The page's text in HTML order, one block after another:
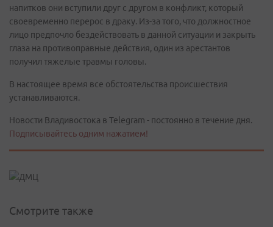
напитков они вступили друг с другом в конфликт, который
своевременно перерос в драку. Из-за того, что должностное
лицо предпочло бездействовать в данной ситуации и закрыть
глаза на противоправные действия, один из арестантов
получил тяжелые травмы головы.
В настоящее время все обстоятельства происшествия
устанавливаются.
Новости Владивостока в Telegram - постоянно в течение дня.
Подписывайтесь одним нажатием!
Смотрите также